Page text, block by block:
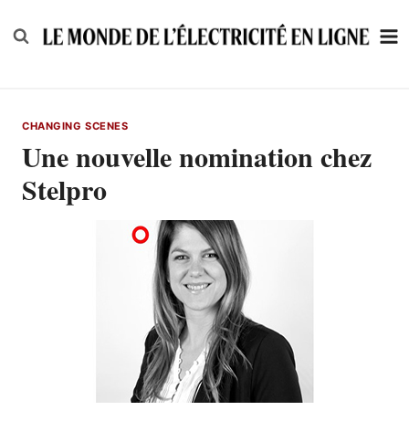
to
CHANGING SCENES
Une nouvelle nomination chez
Stelpro